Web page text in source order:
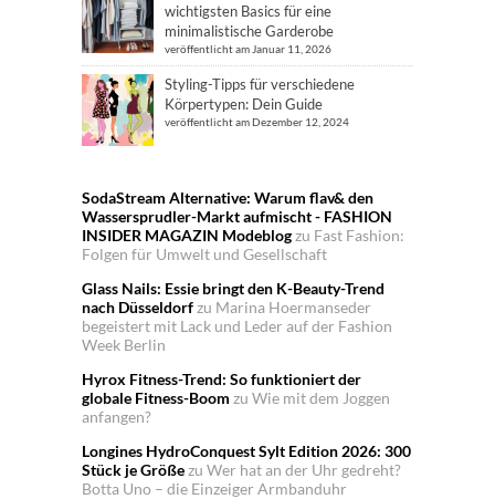
wichtigsten Basics für eine
minimalistische Garderobe
veröffentlicht am Januar 11, 2026
Styling-Tipps für verschiedene
Körpertypen: Dein Guide
veröffentlicht am Dezember 12, 2024
SodaStream Alternative: Warum flav& den
Wassersprudler-Markt aufmischt - FASHION
INSIDER MAGAZIN Modeblogzu Fast Fashion:
Folgen für Umwelt und Gesellschaft
Glass Nails: Essie bringt den K-Beauty-Trend
nach Düsseldorfzu Marina Hoermanseder
begeistert mit Lack und Leder auf der Fashion
Week Berlin
Hyrox Fitness-Trend: So funktioniert der
globale Fitness-Boom zu Wie mit dem Joggen
anfangen?
Longines HydroConquest Sylt Edition 2026: 300
Stück je Größezu Wer hat an der Uhr gedreht?
Botta Uno – die Einzeiger Armbanduhr